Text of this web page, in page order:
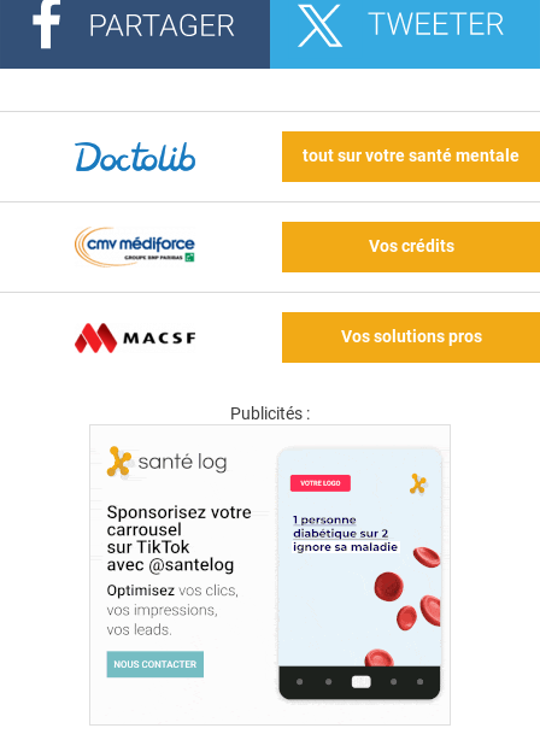
tout sur votre santé mentale
Vos crédits
Vos solutions pros
Publicités :